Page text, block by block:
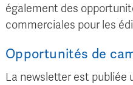
également des
commerciales pour les
Opportunités de
La newsletter est publiée